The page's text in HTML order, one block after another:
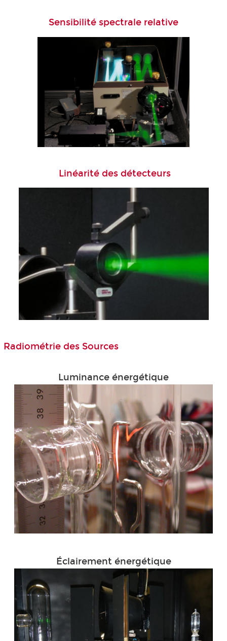
Sensibilité spectrale relative
Linéarité des détecteurs
Radiométrie des Sources
Luminance énergétique
Éclairement énergétique